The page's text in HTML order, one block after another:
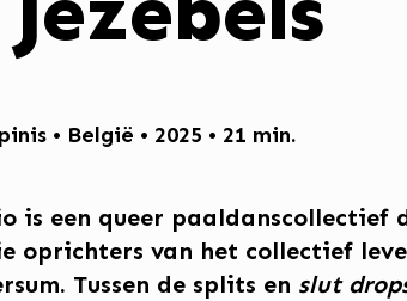
• België • 2025 • 21 min.
is een queer
oprichters van het collectief
Tussen de splits en slut